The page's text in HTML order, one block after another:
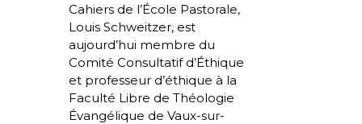
Cahiers de l’École Pastorale,
Louis Schweitzer, est
aujourd’hui membre du
Comité Consultatif d’Éthique
et professeur d’éthique à la
Faculté Libre de Théologie
Évangélique de Vaux-sur-